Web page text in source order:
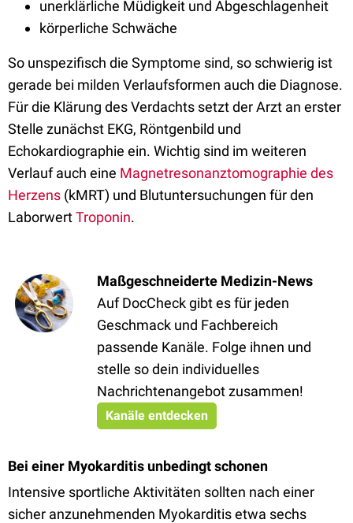
unerklärliche Müdigkeit und Abgeschlagenheit
körperliche Schwäche
So unspezifisch die Symptome sind, so schwierig ist
gerade bei milden Verlaufsformen auch die Diagnose.
Für die Klärung des Verdachts setzt der Arzt an erster
Stelle zunächst EKG, Röntgenbild und
Echokardiographie ein. Wichtig sind im weiteren
Verlauf auch eine Magnetresonanztomographie des
Herzens (kMRT) und Blutuntersuchungen für den
LaborwertTroponin.
Maßgeschneiderte Medizin-News
Auf DocCheck gibt es für jeden
Geschmack und Fachbereich
passende Kanäle. Folge ihnen und
stelle so dein individuelles
Nachrichtenangebot zusammen!
Kanäle entdecken
Bei einer Myokarditis unbedingt schonen
Intensive sportliche Aktivitäten sollten nach einer
sicher anzunehmenden Myokarditis etwa sechs